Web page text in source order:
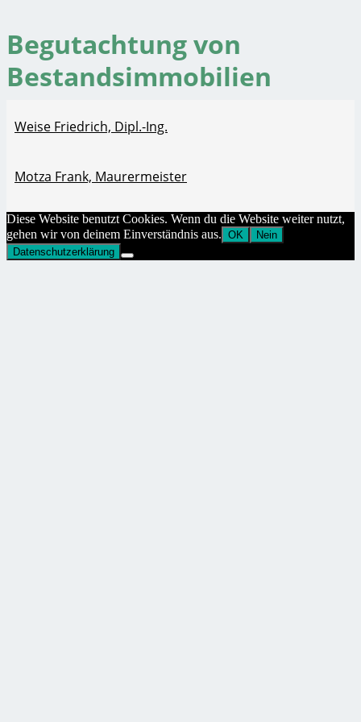
Begutachtung von
Bestandsimmobilien
Weise Friedrich, Dipl.-Ing.
Motza Frank, Maurermeister
Diese Website benutzt Cookies. Wenn du die Website weiter nutzt,
gehen wir von deinem Einverständnis aus. OK
Nein
Datenschutzerklärung